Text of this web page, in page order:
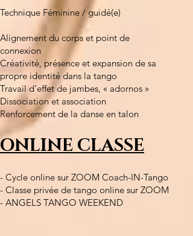
Technique Féminine / guidé(e)
Alignement du corps et point de
connexion
Créativité, présence et expansion de sa
propre identité dans la tango
Travail d’effet de jambes, « adornos »
Dissociation et association
Renforcement de la danse en talon
ONLINE CLASSE
- Cycle online sur ZOOM Coach-IN-Tango
- Classe privée de tango online sur ZOOM
- ANGELS TANGO WEEKEND